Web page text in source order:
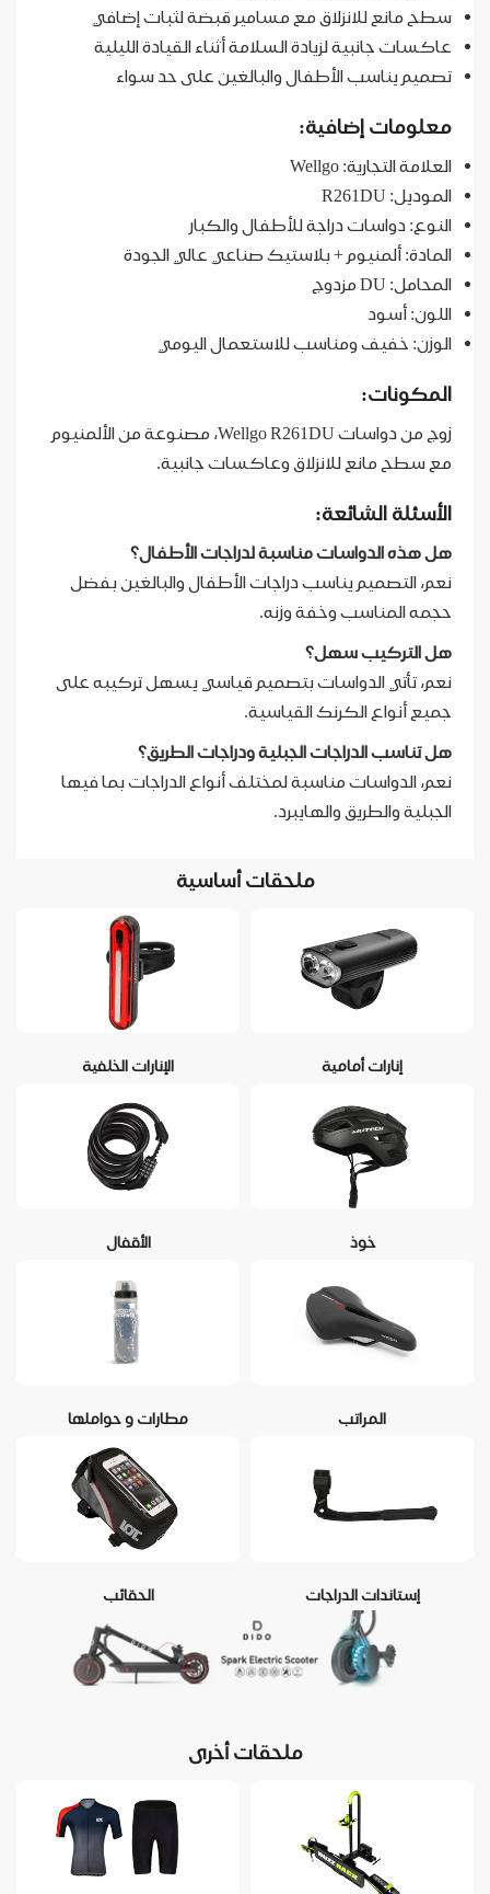
سطح مانع للانزلاق مع مسامير قبضة لثبات إضافي
عاكسات جانبية لزيادة السلامة أثناء القيادة الليلية
تصميم يناسب الأطفال والبالغين على حد سواء
معلومات إضافية:
العلامة التجارية: Wellgo
الموديل: R261DU
النوع: دواسات دراجة للأطفال والكبار
المادة: ألمنيوم + بلاستيك صناعي عالي الجودة
المحامل: DU مزدوج
اللون: أسود
الوزن: خفيف ومناسب للاستعمال اليومي
المكونات:
زوج من دواسات Wellgo R261DU، مصنوعة من الألمنيوم
مع سطح مانع للانزلاق وعاكسات جانبية.
الأسئلة الشائعة:
هل هذه الدواسات مناسبة لدراجات الأطفال؟
نعم، التصميم يناسب دراجات الأطفال والبالغين بفضل
حجمه المناسب وخفة وزنه.
هل التركيب سهل؟
نعم، تأتي الدواسات بتصميم قياسي يسهل تركيبه على
جميع أنواع الكرنك القياسية.
هل تناسب الدراجات الجبلية ودراجات الطريق؟
نعم، الدواسات مناسبة لمختلف أنواع الدراجات بما فيها
الجبلية والطريق والهايبرد.
ملحقات أساسية
إنارات أمامية الإنارات الخلفية
خوذ الأقفال
المراتب مطارات و حواملها
إستاندات الدراجات الحقائب
ملحقات أخرى